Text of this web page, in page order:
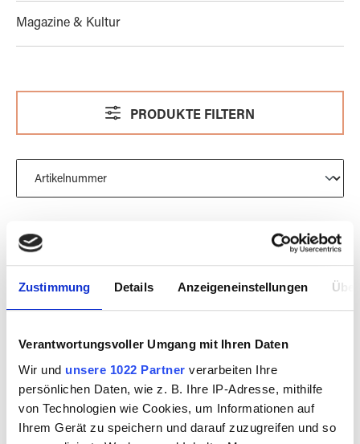
Zustimmung Details Anzeigeneinstellungen
Verantwortungsvoller Umgang mit Ihren Daten
Wir und unsere 1022 Partner verarbeiten Ihre
persönlichen Daten, wie z. B. Ihre IP-Adresse, mithilfe
von Technologien wie Cookies, um Informationen auf
Ihrem Gerät zu speichern und darauf zuzugreifen und so
Magazine & Kultur
PRODUKTE FILTERN
Zinnfigur Stehende
Lady
Zinnfigur Sitzende
Lady